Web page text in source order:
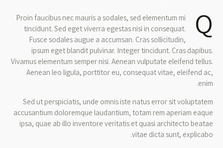
Q
Proin faucibus nec mauris a sodales, sed elementum mi
tincidunt. Sed eget viverra egestas nisi in consequat.
Fusce sodales augue a accumsan. Cras sollicitudin,
ipsum eget blandit pulvinar. Integer tincidunt. Cras dapibus.
Vivamus elementum semper nisi. Aenean vulputate eleifend tellus.
Aenean leo ligula, porttitor eu, consequat vitae, eleifend ac,
enim.
Sed ut perspiciatis, unde omnis iste natus error sit voluptatem
accusantium doloremque laudantium, totam rem aperiam eaque
ipsa, quae ab illo inventore veritatis et quasi architecto beatae
vitae dicta sunt, explicabo.